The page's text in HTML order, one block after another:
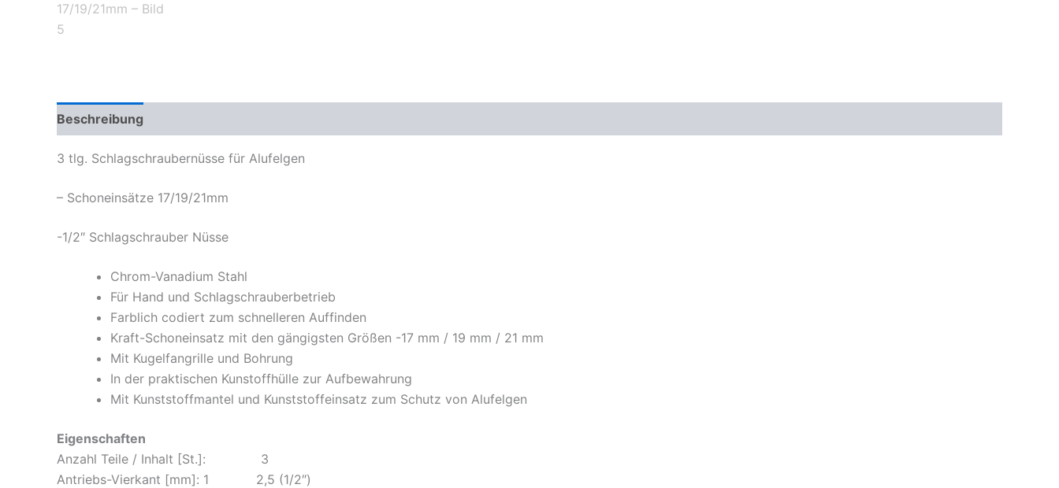
Beschreibung
3 tlg. Schlagschraubernüsse für Alufelgen
– Schoneinsätze 17/19/21mm
-1/2″ Schlagschrauber Nüsse
Chrom-Vanadium Stahl
Für Hand und Schlagschrauberbetrieb
Farblich codiert zum schnelleren Auffinden
Kraft-Schoneinsatz mit den gängigsten Größen -17 mm / 19 mm / 21 mm
Mit Kugelfangrille und Bohrung
In der praktischen Kunstoffhülle zur Aufbewahrung
Mit Kunststoffmantel und Kunststoffeinsatz zum Schutz von Alufelgen
Eigenschaften
Anzahl Teile / Inhalt [St.]: 3
Antriebs-Vierkant [mm]: 1 2,5 (1/2″)